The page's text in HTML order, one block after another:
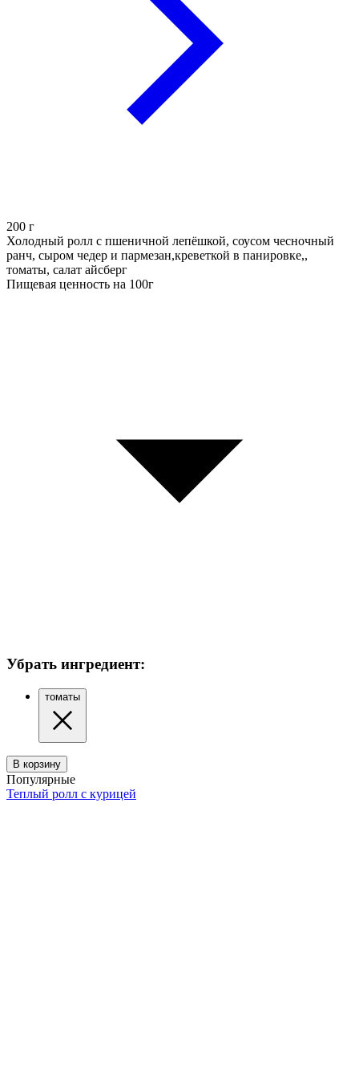
200 г
Холодный ролл с пшеничной лепёшкой, соусом чесночный
ранч, сыром чедер и пармезан,креветкой в панировке,,
томаты, салат айсберг
Пищевая ценность на 100г
Убрать ингредиент:
томаты
В корзину
Популярные
Теплый ролл с курицей